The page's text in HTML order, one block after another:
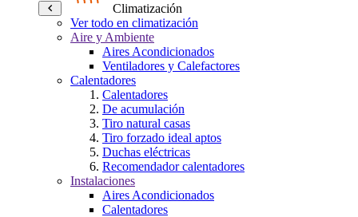
Climatización
Ver todo en climatización
Aire y Ambiente
Aires Acondicionados
Ventiladores y Calefactores
Calentadores
Calentadores
De acumulación
Tiro natural casas
Tiro forzado ideal aptos
Duchas eléctricas
Recomendador calentadores
Instalaciones
Aires Acondicionados
Calentadores